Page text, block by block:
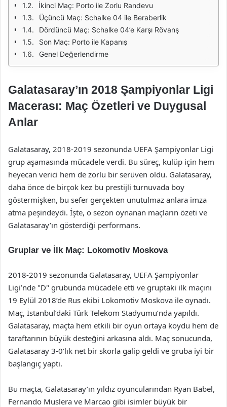
İkinci Maç: Porto ile Zorlu Randevu
Üçüncü Maç: Schalke 04 ile Beraberlik
Dördüncü Maç: Schalke 04’e Karşı Rövanş
Son Maç: Porto ile Kapanış
Genel Değerlendirme
Galatasaray’ın 2018 Şampiyonlar Ligi
Macerası: Maç Özetleri ve Duygusal
Anlar
Galatasaray, 2018-2019 sezonunda UEFA Şampiyonlar Ligi
grup aşamasında mücadele verdi. Bu süreç, kulüp için hem
heyecan verici hem de zorlu bir serüven oldu. Galatasaray,
daha önce de birçok kez bu prestijli turnuvada boy
göstermişken, bu sefer gerçekten unutulmaz anlara imza
atma peşindeydi. İşte, o sezon oynanan maçların özeti ve
Galatasaray’ın gösterdiği performans.
Gruplar ve İlk Maç: Lokomotiv Moskova
2018-2019 sezonunda Galatasaray, UEFA Şampiyonlar
Ligi’nde "D" grubunda mücadele etti ve gruptaki ilk maçını
19 Eylül 2018’de Rus ekibi Lokomotiv Moskova ile oynadı.
Maç, İstanbul’daki Türk Telekom Stadyumu’nda yapıldı.
Galatasaray, maçta hem etkili bir oyun ortaya koydu hem de
taraftarının büyük desteğini arkasına aldı. Maç sonucunda,
Galatasaray 3-0’lık net bir skorla galip geldi ve gruba iyi bir
başlangıç yaptı.
Bu maçta, Galatasaray’ın yıldız oyuncularından Ryan Babel,
Fernando Muslera ve Marcao gibi isimler büyük bir